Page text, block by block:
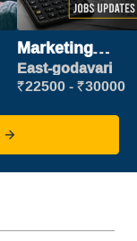
Marketing
Executive
East-godavari
₹22500 - ₹30000